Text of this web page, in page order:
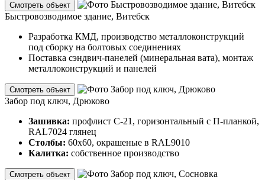
Смотреть объект
Быстровозводимое здание, Витебск
Разработка КМД, производство металлоконструкций
под сборку на болтовых соединениях
Поставка сэндвич-панелей (минеральная вата), монтаж
металлоконструкций и панелей
Смотреть объект
Забор под ключ, Дрюково
Зашивка: профлист С-21, горизонтальный с П-планкой,
RAL7024 глянец
Столбы: 60х60, окрашеные в RAL9010
Калитка: собственное производство
Смотреть объект